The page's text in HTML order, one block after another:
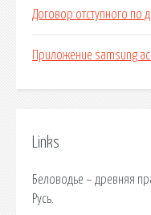
Договор отступного по
Приложение samsung
Links
Беловодье – древняя
Русь.